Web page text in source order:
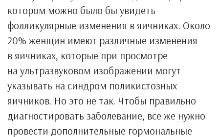
котором можно было бы увидеть
фолликулярные изменения в яичниках. Около
20% женщин имеют различные изменения
в яичниках, которые при просмотре
на ультразвуковом изображении могут
указывать на синдром поликистозных
яичников. Но это не так. Чтобы правильно
диагностировать заболевание, все же нужно
провести дополнительные гормональные